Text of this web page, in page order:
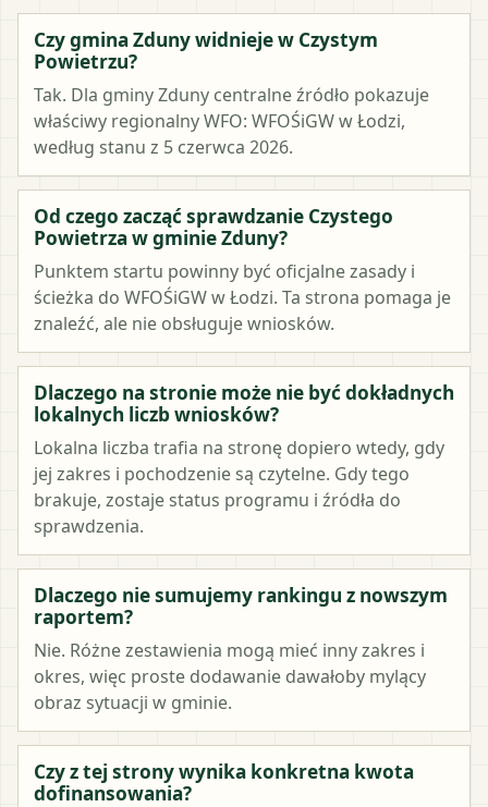
Czy gmina Zduny widnieje w Czystym
Powietrzu?
Tak. Dla gminy Zduny centralne źródło pokazuje
właściwy regionalny WFO: WFOŚiGW w Łodzi,
według stanu z 5 czerwca 2026.
Od czego zacząć sprawdzanie Czystego
Powietrza w gminie Zduny?
Punktem startu powinny być oficjalne zasady i
ścieżka do WFOŚiGW w Łodzi. Ta strona pomaga je
znaleźć, ale nie obsługuje wniosków.
Dlaczego na stronie może nie być dokładnych
lokalnych liczb wniosków?
Lokalna liczba trafia na stronę dopiero wtedy, gdy
jej zakres i pochodzenie są czytelne. Gdy tego
brakuje, zostaje status programu i źródła do
sprawdzenia.
Dlaczego nie sumujemy rankingu z nowszym
raportem?
Nie. Różne zestawienia mogą mieć inny zakres i
okres, więc proste dodawanie dawałoby mylący
obraz sytuacji w gminie.
Czy z tej strony wynika konkretna kwota
dofinansowania?